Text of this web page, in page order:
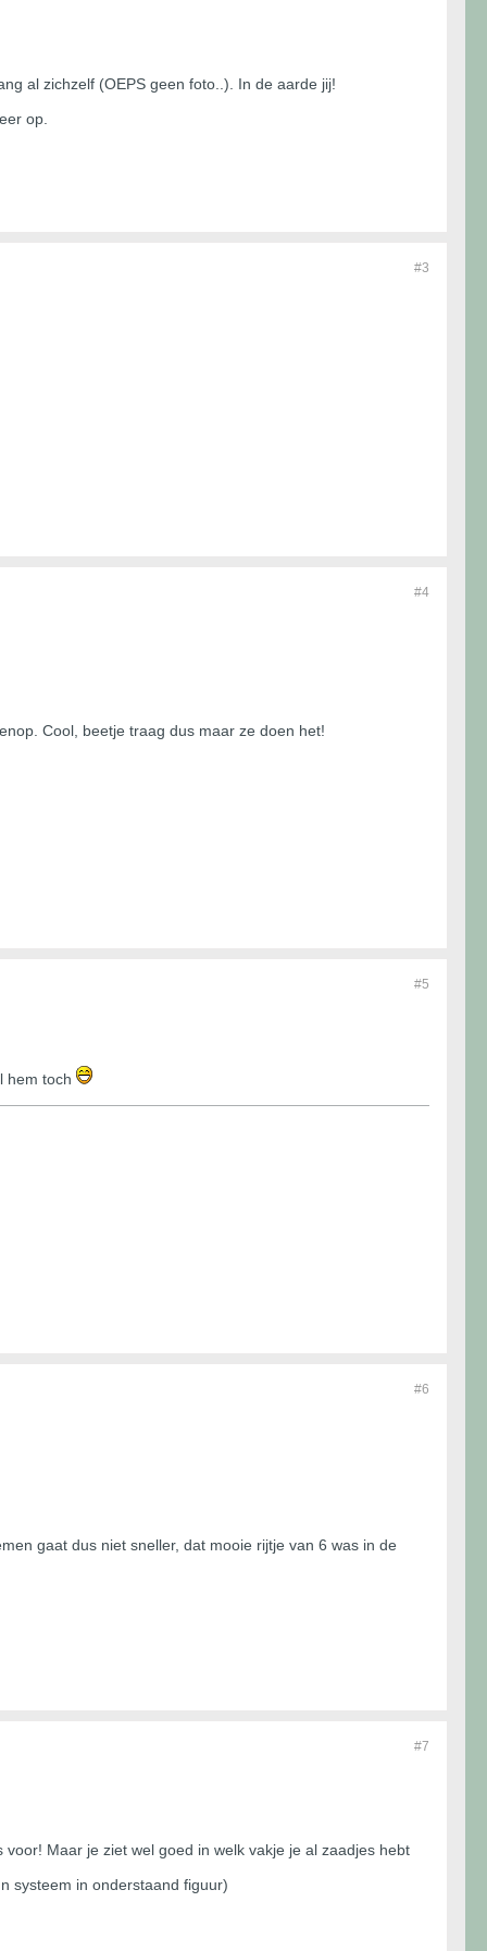
al zichzelf (OEPS geen foto..). In de aarde jij!
op.
#3
#4
Cool, beetje traag dus maar ze doen het!
#5
hem toch
#6
gaat dus niet sneller, dat mooie rijtje van 6 was in de
#7
Maar je ziet wel goed in welk vakje je al zaadjes hebt
systeem in onderstaand figuur)